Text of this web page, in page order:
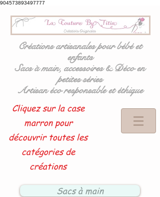
904573893497777
Créations artisanales pour bébé et
enfants
Sacs à main, accessoires & Déco en
petites séries
Artisan éco responsable et éthique
Cliquez sur la case
marron pour
découvrir toutes les
catégories de
créations
Sacs à main